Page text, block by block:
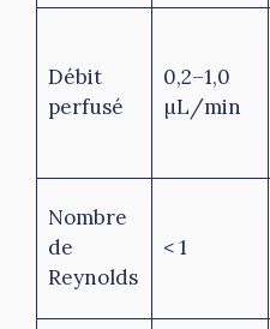
Débit
perfusé
0,2–1,0
µL/min
Nombre
de
Reynolds
< 1